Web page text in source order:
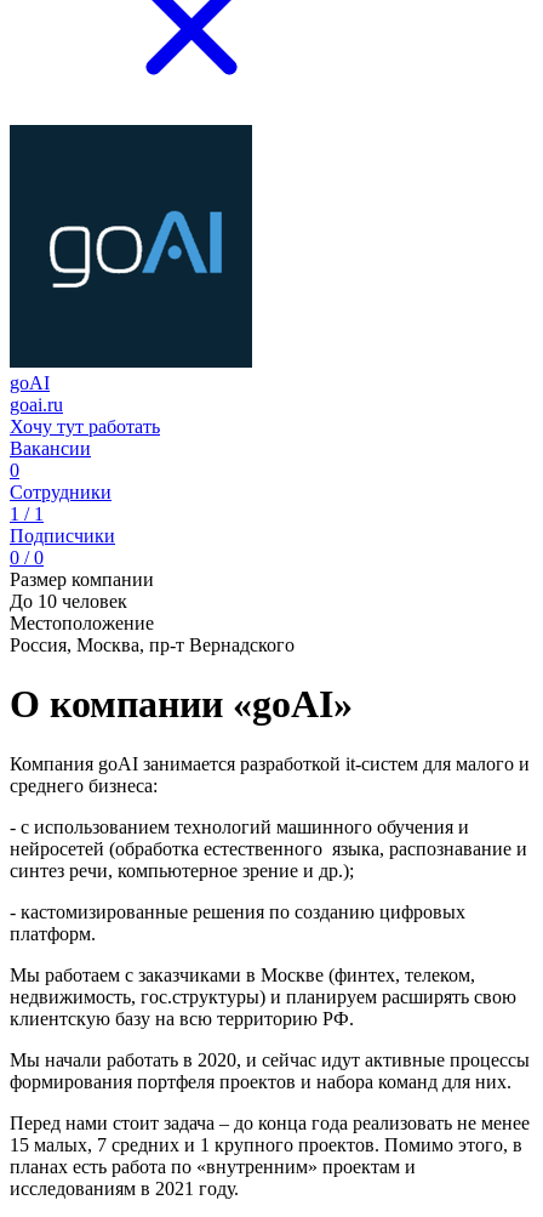
goAI
goai.ru
Хочу тут работать
Вакансии
0
Сотрудники
1 / 1
Подписчики
0 / 0
Размер компании
До 10 человек
Местоположение
Россия, Москва, пр-т Вернадского
О компании «goAI»
Компания goAI занимается разработкой it-систем для малого и
среднего бизнеса:
- с использованием технологий машинного обучения и
нейросетей (обработка естественного языка, распознавание и
синтез речи, компьютерное зрение и др.);
- кастомизированные решения по созданию цифровых
платформ.
Мы работаем с заказчиками в Москве (финтех, телеком,
недвижимость, гос.структуры) и планируем расширять свою
клиентскую базу на всю территорию РФ.
Мы начали работать в 2020, и сейчас идут активные процессы
формирования портфеля проектов и набора команд для них.
Перед нами стоит задача – до конца года реализовать не менее
15 малых, 7 средних и 1 крупного проектов. Помимо этого, в
планах есть работа по «внутренним» проектам и
исследованиям в 2021 году.